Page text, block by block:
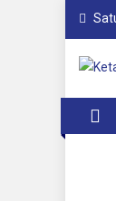
content